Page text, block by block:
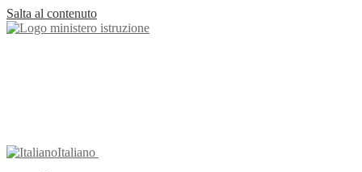
Salta al contenuto
Italiano